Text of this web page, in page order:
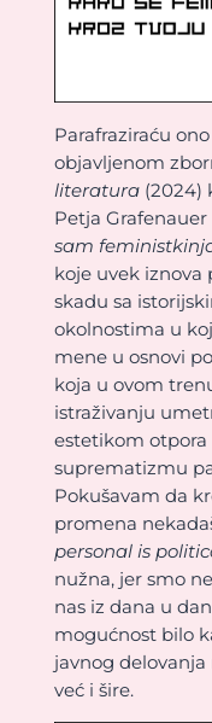
Parafraziraću
objavljenom
literatura(2024)
Petja
sam
koje uvek
skadu sa
okolnostima u
mene u osnovi
koja u ovom
istraživanju
estetikom
suprematizmu
Pokušavam da
promena
personal is
nužna, jer smo
nas iz dana u
mogućnost bilo
javnog
već i šire.